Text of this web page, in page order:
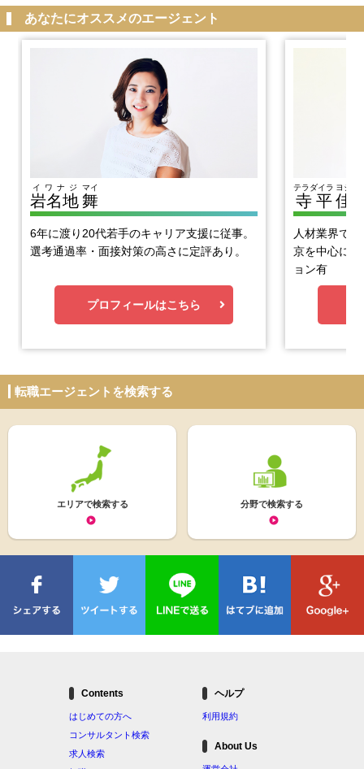
あなたにオススメのエージェント
岩名地
イワナジ
舞
マイ
6年に渡り20代若手のキャリア支援に従事。
選考通過率・面接対策の高さに定評あり。
プロフィールはこちら
寺平
テラダイラ
佳
ヨシヒ
人材業界で
京を中心に
ョン有
転職エージェントを検索する
エリアで検索する 分野で検索する
Contents
はじめての方へ
コンサルタント検索
求人検索
ヘルプ
利用規約
About Us